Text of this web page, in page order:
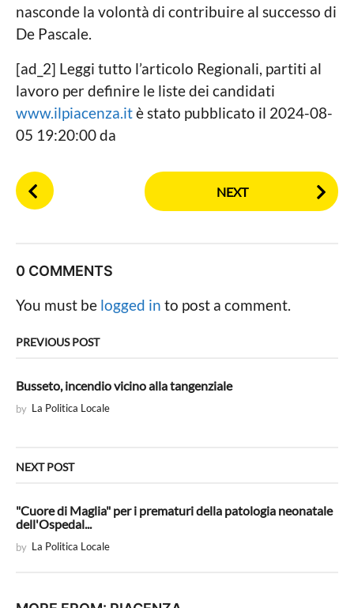
nasconde la volontà di contribuire al successo di
De Pascale.
[ad_2] Leggi tutto l’articolo Regionali, partiti al
lavoro per definire le liste dei candidati
www.ilpiacenza.itè stato pubblicato il 2024-08-
05 19:20:00 da
P
o
P
a
g
n
t
i
NEXT
0 COMMENTS
You must be logged in to post a comment.
PREVIOUS POST
Busseto, incendio vicino alla tangenziale
by La Politica Locale
NEXT POST
"Cuore di Maglia" per i prematuri della patologia neonatale
dell'Ospedal...
by La Politica Locale